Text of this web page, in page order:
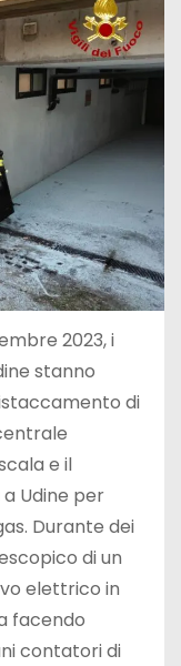
2023, i
stanno
di
e il
a Udine per
Durante dei
di un
elettrico in
facendo
contatori di